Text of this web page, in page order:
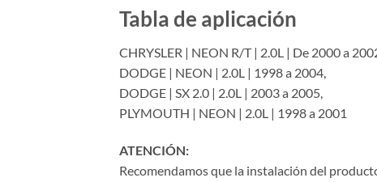
Tabla de aplicación
CHRYSLER | NEON R/T | 2.0L | De 2000 a
DODGE | NEON | 2.0L | 1998 a 2004,
DODGE | SX 2.0 | 2.0L | 2003 a 2005,
PLYMOUTH | NEON | 2.0L | 1998 a 2001
ATENCIÓN:
Recomendamos que la instalación del